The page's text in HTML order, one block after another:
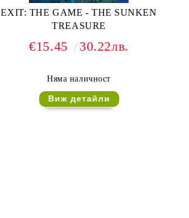
EXIT: THE GAME - THE SUNKEN
TREASURE
€15.45 30.22лв.
Няма наличност
Виж детайли